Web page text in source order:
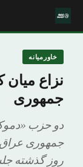
خاورمیانه
نزاع
جمهوری
دو حزب
جمهوری
روز گذشته